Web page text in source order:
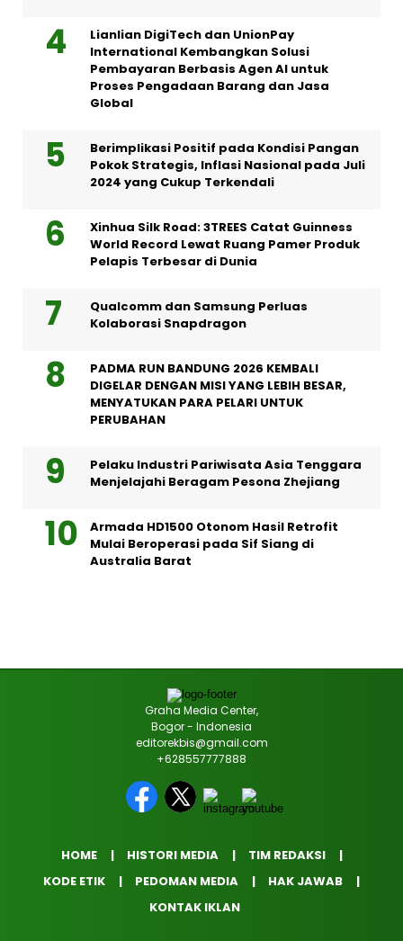
Lianlian DigiTech dan UnionPay
International Kembangkan Solusi
Pembayaran Berbasis Agen AI untuk
Proses Pengadaan Barang dan Jasa
Global
Berimplikasi Positif pada Kondisi Pangan
Pokok Strategis, Inflasi Nasional pada Juli
2024 yang Cukup Terkendali
Xinhua Silk Road: 3TREES Catat Guinness
World Record Lewat Ruang Pamer Produk
Pelapis Terbesar di Dunia
Qualcomm dan Samsung Perluas
Kolaborasi Snapdragon
PADMA RUN BANDUNG 2026 KEMBALI
DIGELAR DENGAN MISI YANG LEBIH BESAR,
MENYATUKAN PARA PELARI UNTUK
PERUBAHAN
Pelaku Industri Pariwisata Asia Tenggara
Menjelajahi Beragam Pesona Zhejiang
Armada HD1500 Otonom Hasil Retrofit
Mulai Beroperasi pada Sif Siang di
Australia Barat
Graha Media Center,
Bogor - Indonesia
editorekbis@gmail.com
+628557777888
HOME HISTORI MEDIA
TIM REDAKSI
KODE ETIK
PEDOMAN MEDIA
HAK JAWAB
KONTAK IKLAN